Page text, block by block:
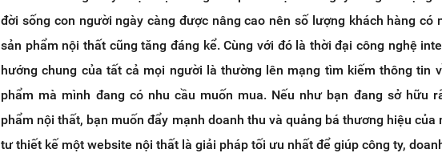
đời sống con người ngày càng được nâng cao nên số lượng khách hàng có
sản phẩm nội thất cũng tăng đáng kể. Cùng với đó là thời đại công nghệ
hướng chung của tất cả mọi người là thường lên mạng tìm kiếm thông tin
phẩm mà mình đang có nhu cầu muốn mua. Nếu như bạn đang sở hữu
phẩm nội thất, bạn muốn đẩy mạnh doanh thu và quảng bá thương hiệu của
tư thiết kế một website nội thất là giải pháp tối ưu nhất để giúp công ty,